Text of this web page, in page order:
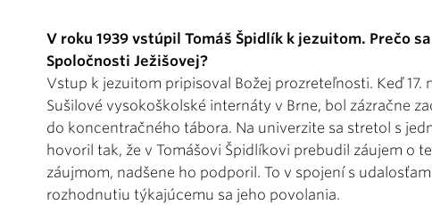
V roku 1939 vstúpil Tomáš Špidlík k jezuitom. Prečo
Spoločnosti Ježišovej?
Vstup k jezuitom pripisoval Božej prozreteľnosti. Keď 17.
Sušilové vysokoškolské internáty v Brne, bol zázračne
do koncentračného tábora. Na univerzite sa stretol s
hovoril tak, že v Tomášovi Špidlíkovi prebudil záujem o
záujmom, nadšene ho podporil. To v spojení s
rozhodnutiu týkajúcemu sa jeho povolania.